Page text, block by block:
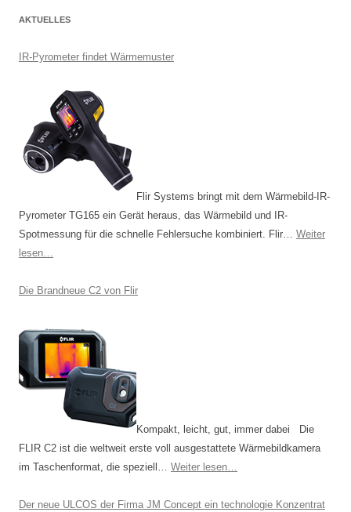
r
N
g
t
o
AKTUELLES
IR-Pyrometer findet Wärmemuster
Flir Systems bringt mit dem Wärmebild-IR-
Pyrometer TG165 ein Gerät heraus, das Wärmebild und IR-
Spotmessung für die schnelle Fehlersuche kombiniert. Flir… Weiter
lesen…
Die Brandneue C2 von Flir
Kompakt, leicht, gut, immer dabei Die
FLIR C2 ist die weltweit erste voll ausgestattete Wärmebildkamera
im Taschenformat, die speziell… Weiter lesen…
Der neue ULCOS der Firma JM Concept ein technologie Konzentrat